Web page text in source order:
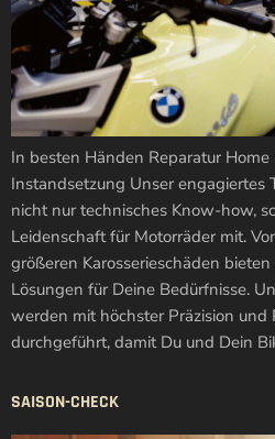
In besten Händen Reparatur Home
Instandsetzung Unser engagiertes
nicht nur technisches Know-how,
Leidenschaft für Motorräder mit.
größeren Karosserieschäden
Lösungen für Deine Bedürfnisse.
werden mit höchster Präzision und
durchgeführt, damit Du und Dein
SAISON-CHECK